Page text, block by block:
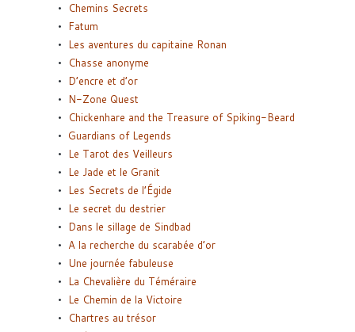
Chemins Secrets
Fatum
Les aventures du capitaine Ronan
Chasse anonyme
D’encre et d’or
N-Zone Quest
Chickenhare and the Treasure of Spiking-Beard
Guardians of Legends
Le Tarot des Veilleurs
Le Jade et le Granit
Les Secrets de l’Égide
Le secret du destrier
Dans le sillage de Sindbad
A la recherche du scarabée d’or
Une journée fabuleuse
La Chevalière du Téméraire
Le Chemin de la Victoire
Chartres au trésor